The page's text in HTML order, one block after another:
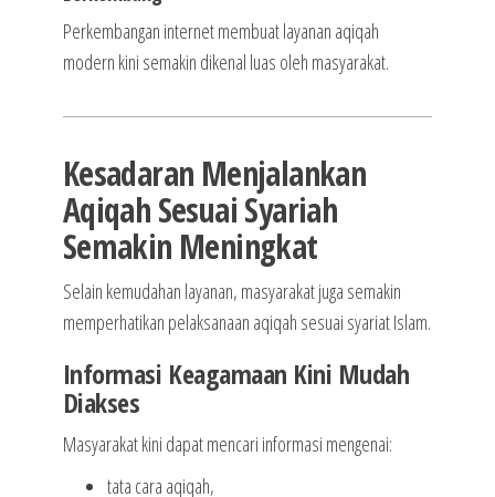
Perkembangan internet membuat layanan aqiqah
modern kini semakin dikenal luas oleh masyarakat.
Kesadaran Menjalankan
Aqiqah Sesuai Syariah
Semakin Meningkat
Selain kemudahan layanan, masyarakat juga semakin
memperhatikan pelaksanaan aqiqah sesuai syariat Islam.
Informasi Keagamaan Kini Mudah
Diakses
Masyarakat kini dapat mencari informasi mengenai:
tata cara aqiqah,